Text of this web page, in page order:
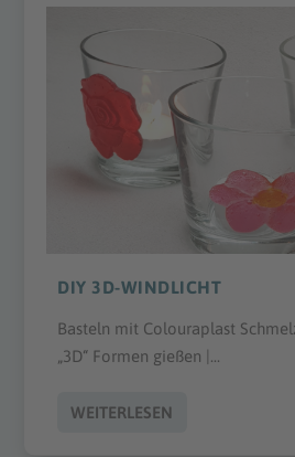
DIY 3D-WINDLICHT
Basteln mit Colouraplast
„3D“ Formen gießen |...
WEITERLESEN